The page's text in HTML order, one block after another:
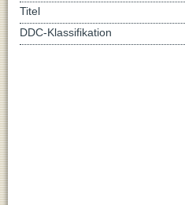
Titel
DDC-Klassifikation